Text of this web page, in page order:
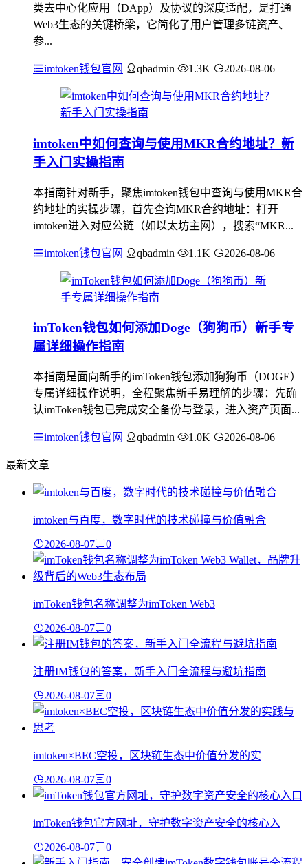
类去中心化应用（DApp）及协议的深度适配，是打通
Web3生态的关键桥梁，它简化了用户管理多链资产、
参...
imtoken钱包官网 qbadmin 1.3K 2026-08-06
imtoken中如何查询与使用MKR合约地址？新
手入门实操指南
本指南针对新手，聚焦imtoken钱包中查询与使用MKR合
约地址的实操步骤，首先查询MKR合约地址：打开
imtoken进入对应公链（如以太坊主网），搜索“MKR...
imtoken钱包官网 qbadmin 1.1K 2026-08-06
imToken钱包如何添加Doge（狗狗币）新手专
属详细操作指南
本指南是面向新手的imToken钱包添加狗狗币（DOGE）
专属详细操作说明，全程聚焦新手易理解的步骤：先确
认imToken钱包已完成安全备份与登录，进入资产页面...
imtoken钱包官网 qbadmin 1.0K 2026-08-06
最新文章
imtoken与百度，数字时代的技术碰撞与价值融合
2026-08-07 0
imToken钱包名称调整为imToken Web3
2026-08-07 0
注册IM钱包的答案，新手入门全流程与避坑指南
2026-08-07 0
imtoken×BEC空投，区块链生态中价值分发的实
2026-08-07 0
imToken钱包官方网址，守护数字资产安全的核心入
2026-08-07 0